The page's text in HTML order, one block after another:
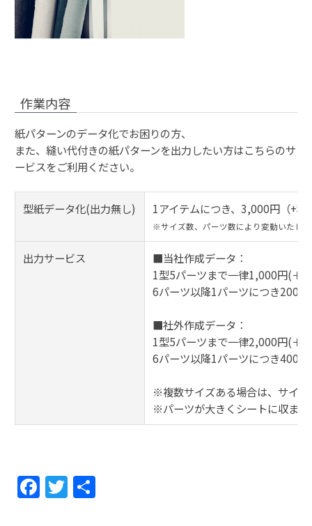
作業内容
紙パターンのデータ化でお困りの方、
また、縫い代付きの紙パターンを出力したい方はこちらのサ
ービスをご利用ください。
型紙データ化(出力無し) 1アイテムにつき、3,000円（+税
※サイズ数、パーツ数により変動いたし
出力サービス
■当社作成データ：
1型5パーツまで一律1,000円(＋
6パーツ以降1パーツにつき200
■社外作成データ：
1型5パーツまで一律2,000円(＋
6パーツ以降1パーツにつき400
※複数サイズある場合は、サイ
※パーツが大きくシートに収ま
F
a
T
w